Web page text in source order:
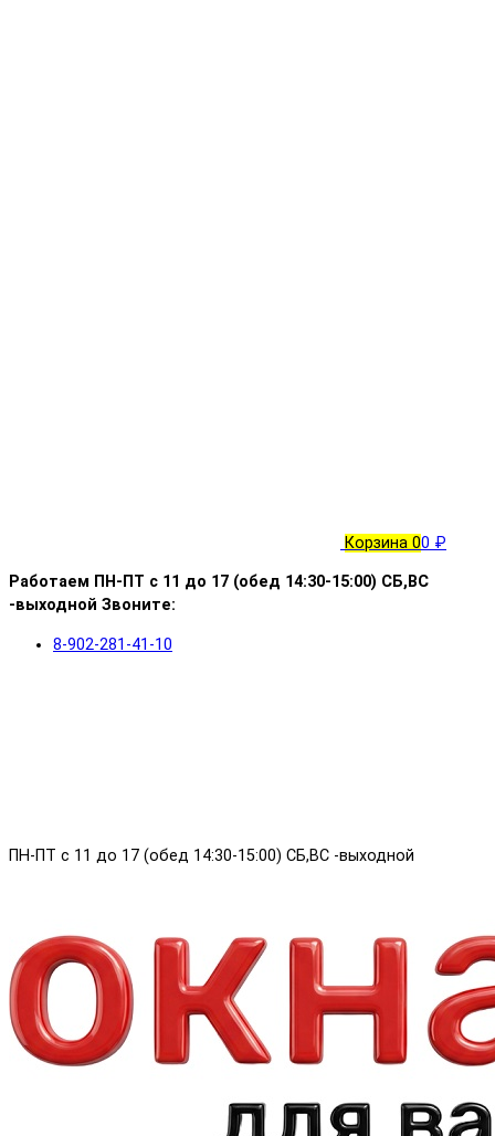
Корзина 00 ₽
Работаем ПН-ПТ с 11 до 17 (обед 14:30-15:00) СБ,ВС
-выходной Звоните:
8-902-281-41-10
ПН-ПТ с 11 до 17 (обед 14:30-15:00) СБ,ВС -выходной